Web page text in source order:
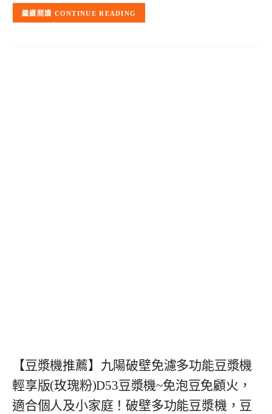
CONTINUE READING
【豆漿機推薦】九陽破壁免濾多功能豆漿機
輕享版(玫瑰粉)D53豆漿機~免泡豆免顧火，
適合個人及小家庭！破壁多功能豆漿機，豆